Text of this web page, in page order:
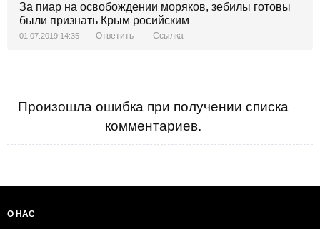
За пиар на освобождении моряков, зебилы готовы
были признать Крым росийским
01.07.2019 14:35 Ответить Ссылка
Произошла ошибка при получении списка
комментариев.
О НАС